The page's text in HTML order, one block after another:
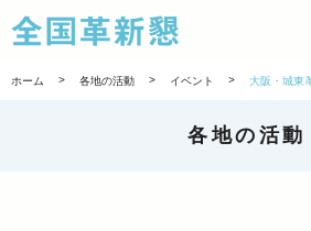
ホーム > 各地の活動 > イベント >
各地の活動